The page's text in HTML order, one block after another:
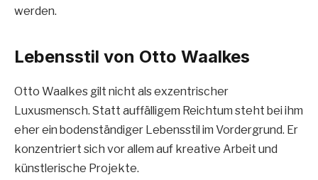
werden.
Lebensstil von Otto Waalkes
Otto Waalkes gilt nicht als exzentrischer
Luxusmensch. Statt auffälligem Reichtum steht bei ihm
eher ein bodenständiger Lebensstil im Vordergrund. Er
konzentriert sich vor allem auf kreative Arbeit und
künstlerische Projekte.